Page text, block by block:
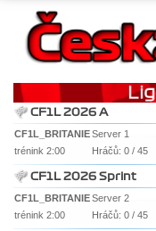
CF1L 2026 A
CF1L_BRITANIEServer 1
trénink 2:00
Hráčů: 0 / 45
CF1L 2026 Sprint
CF1L_BRITANIEServer 2
trénink 2:00
Hráčů: 0 / 45